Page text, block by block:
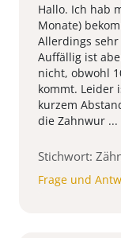
Hallo. Ich hab
Monate)
Allerdings
Auffällig ist
nicht, obwohl
kommt. Leider
kurzem
die Zahnwur ...
Stichwort:
Frage und